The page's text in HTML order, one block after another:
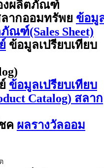
งผลิตภัณฑ์
ลากออมทรัพย ข้อมู
ฑ์(Sales Sheet)
ข้อมูลเปรียบเทียบ
ข้อมูลเปรียบเทียบ
Catalog) สลาก
ค ผลรางวัลออม